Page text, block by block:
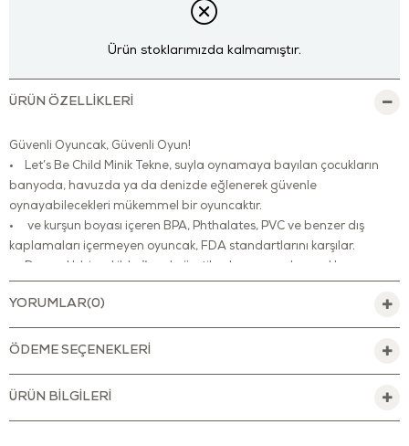
Ürün stoklarımızda kalmamıştır.
ÜRÜN ÖZELLIKLERI
Güvenli Oyuncak, Güvenli Oyun!
• Let’s Be Child Minik Tekne, suyla oynamaya bayılan çocukların
banyoda, havuzda ya da denizde eğlenerek güvenle
oynayabilecekleri mükemmel bir oyuncaktır.
• ve kurşun boyası içeren BPA, Phthalates, PVC ve benzer dış
kaplamaları içermeyen oyuncak, FDA standartlarını karşılar.
• Çocukların yanlarından ayırmak istemeyecekleri bu oyuncağı
gittiğiniz her yere götürebilirsiniz.
• Temizlenmesi kolay olduğundan hem iç hem dış mekânlarda
• Küçük eller için uygun olacak şekilde tasarlanmıştır.
YORUMLAR(0)
ÖDEME SEÇENEKLERI
ÜRÜN BILGILERI